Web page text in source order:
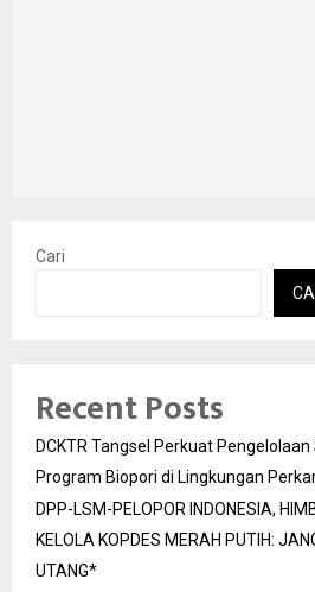
Cari
Recent Posts
DCKTR Tangsel Perkuat
Program Biopori di Lingkungan
DPP-LSM-PELOPOR INDONESIA,
KELOLA KOPDES MERAH PUTIH:
UTANG*